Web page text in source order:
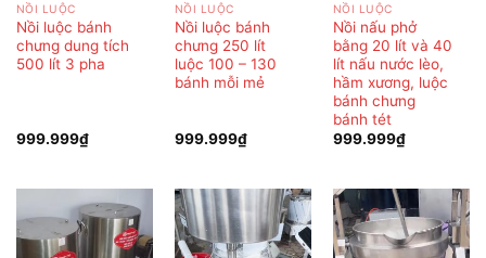
NỒI LUỘC
Nồi luộc bánh
chưng dung tích
500 lít 3 pha
999.999₫
NỒI LUỘC
Nồi luộc bánh
chưng 250 lít
luộc 100 – 130
bánh mỗi mẻ
999.999₫
NỒI LUỘC
Nồi nấu phở
bằng 20 lít và 40
lít nấu nước lèo,
hầm xương, luộc
bánh chưng
bánh tét
999.999₫